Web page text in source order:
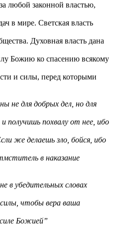
любой законной властью,
в мире. Светская власть
Духовная власть дана
Божию ко спасению всякому
и силы, перед которыми
не для добрых дел, но для
получишь похвалу от нее, ибо
же делаешь зло, бойся, ибо
в наказание
в убедительных словах
силы, чтобы вера ваша
Божией”